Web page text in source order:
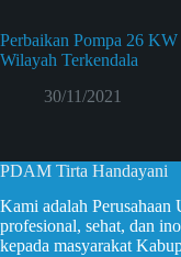
Perbaikan Pompa 26
Wilayah Terkendala
30/11/2021
PDAM Tirta Handayani
Kami adalah
profesional, sehat, dan
kepada masyarakat